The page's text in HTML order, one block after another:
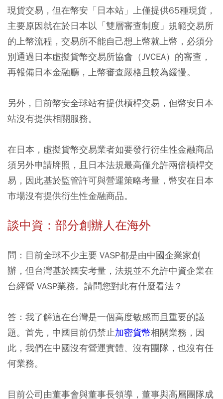
現貨交易，但在幣安「日本站」上僅提供65種現貨，
主要原因就在於日本以「雙層審查制度」規範交易所
的上幣流程，交易所不能自己想上幣就上幣，必須分
別通過日本虛擬貨幣交易所協會（JVCEA）的審查，
再報備日本金融廳，上幣審查嚴格且較為緩慢。
另外，目前幣安全球站有提供槓桿交易，但幣安日本
站沒有提供相關服務。
在日本，虛擬貨幣交易業者如要發行衍生性金融商品
須另外申請牌照，且日本法規最高僅允許兩倍槓桿交
易，因此基於監管許可與營運策略考量，幣安在日本
市場沒有提供衍生性金融商品。
談中資：部分創辦人在海外
問： 目前全球不少主要 VASP都是由中國企業家創
辦，但台灣基於國安考量，法規並不允許中資企業在
台經營 VASP業務。請問您對此有什麼看法？
答： 我了解這在台灣是一個高度敏感而且重要的議
題。首先，中國目前仍禁止加密貨幣相關業務，因
此，我們在中國沒有營運實體、沒有團隊，也沒有任
何業務。
目前公司由董事會與董事長領導，董事與高層團隊成